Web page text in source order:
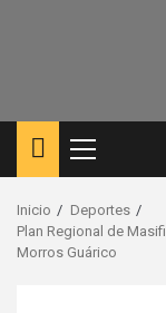
Menú
principal
Inicio
Deportes
Plan Regional de
Morros Guárico